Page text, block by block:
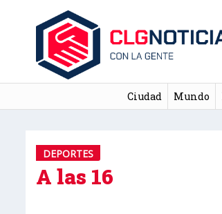
Ciudad Mundo
DEPORTES
A las 16